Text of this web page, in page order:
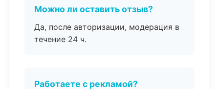
Можно ли оставить отзыв?
Да, после авторизации, модерация в
течение 24 ч.
Работаете с рекламой?